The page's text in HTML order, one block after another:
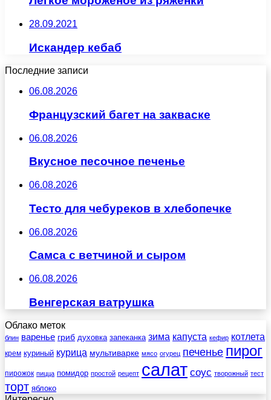
28.09.2021
Искандер кебаб
Последние записи
06.08.2026
Французский багет на закваске
06.08.2026
Вкусное песочное печенье
06.08.2026
Тесто для чебуреков в хлебопечке
06.08.2026
Самса с ветчиной и сыром
06.08.2026
Венгерская ватрушка
Облако меток
блин варенье гриб духовка запеканка зима капуста кефир котлета
крем куриный курица мультиварке мясо огурец печенье пирог
пирожок пицца помидор простой рецепт салат соус творожный тест
торт яблоко